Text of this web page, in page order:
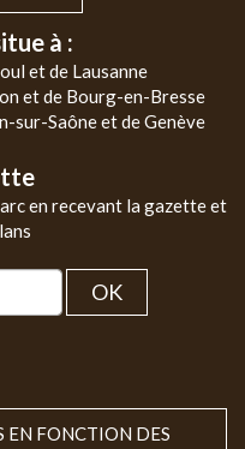
à :
et de Lausanne
et de Bourg-en-Bresse
sur-Saône et de Genève
en recevant la gazette et
OK
EN FONCTION DES